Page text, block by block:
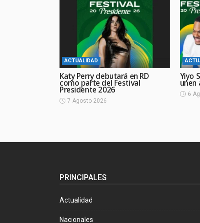
ACTUALIDAD
Katy Perry debutará en RD
como parte del Festival
Presidente 2026
7 Agosto 2026
Yiyo
unen
6
PRINCIPALES
Actualidad
Nacionales